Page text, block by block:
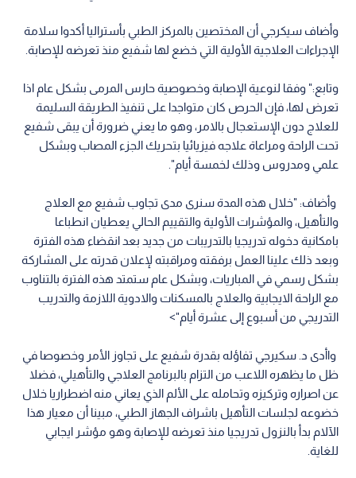
وأضاف سيكرجي أن المختصين بالمركز الطبي بأستراليا أكدوا سلامة
الإجراءات العلاجية الأولية التي خضع لها شفيع منذ تعرضه للإصابة.
وتابع:" وفقا لنوعية الإصابة وخصوصية حارس المرمى بشكل عام اذا
تعرض لها، فإن الحرص كان متواجدا على تنفيذ الطريقة السليمة
للعلاج دون الإستعجال بالامر، وهو ما يعني ضرورة أن يبقى شفيع
تحت الراحة ومراعاة علاجه فيزيائيا بتحريك الجزء المصاب وبشكل
علمي ومدروس وذلك لخمسة أيام".
وأضاف: "خلال هذه المدة سنرى مدى تجاوب شفيع مع العلاج
والتأهيل، والمؤشرات الأولية والتقييم الحالي يعطيان انطباعا
بامكانية دخوله تدريجيا بالتدريبات من جديد بعد انقضاء هذه الفترة
وبعد ذلك علينا العمل برفقته ومراقبته لإعلان قدرته على المشاركة
بشكل رسمي في المباريات، وبشكل عام ستمتد هذه الفترة بالتناوب
مع الراحة الايجابية والعلاج بالمسكنات والادوية اللازمة والتدريب
التدريجي من أسبوع إلى عشرة أيام">
واأدى د. سكيرجي تفاؤله بقدرة شفيع على تجاوز الأمر وخصوصا في
ظل ما يظهره اللاعب من التزام بالبرنامج العلاجي والتأهيلي، فضلا
عن اصراره وتركيزه وتحامله على الألم الذي يعاني منه اضطراريا خلال
خضوعه لجلسات التأهيل باشراف الجهاز الطبي، مبينا أن معيار هذا
الآلام بدأ بالنزول تدريجيا منذ تعرضه للإصابة وهو مؤشر ايجابي
للغاية.